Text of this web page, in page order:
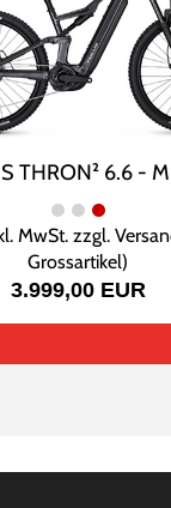
THRON² 6.6 -
MwSt. zzgl.
Grossartikel)
3.999,00 EUR